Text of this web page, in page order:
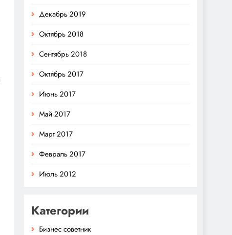
Декабрь 2019
Октябрь 2018
Сентябрь 2018
Октябрь 2017
Июнь 2017
Май 2017
Март 2017
Февраль 2017
Июль 2012
Категории
Бизнес советник